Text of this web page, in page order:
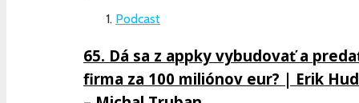
Podcast
65. Dá sa z appky vybudovať a
firma za 100 miliónov eur? | Erik